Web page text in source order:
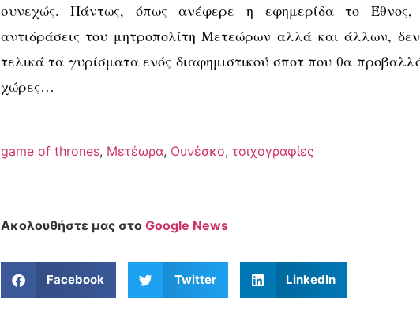
συνεχώς. Πάντως, όπως ανέφερε η εφημερίδα το
αντιδράσεις του μητροπολίτη Μετεώρων αλλά και άλλων,
τελικά τα γυρίσματα ενός διαφημιστικού σποτ που θα
χώρες…
game of thrones, Μετέωρα, Ουνέσκο, τοιχογραφίες
Ακολουθήστε μας στο Google News
Facebook Twitter LinkedIn